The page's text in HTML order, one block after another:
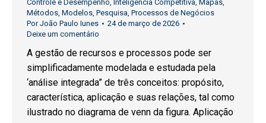
Controle e Desempenho, Inteligência Competitiva, Mapas,
Métodos, Modelos, Pesquisa, Processos de Negócios
PorJoão Paulo Iunes
24 de março de 2026
Deixe um comentário
A gestão de recursos e processos pode ser
simplificadamente modelada e estudada pela
‘análise integrada” de três conceitos: propósito,
característica, aplicação e suas relações, tal como
ilustrado no diagrama de venn da figura. Aplicação